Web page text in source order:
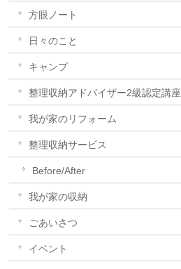
方眼ノート
日々のこと
キャンプ
整理収納アドバイザー2級認定講座
我が家のリフォーム
整理収納サービス
Before/After
我が家の収納
ごあいさつ
イベント